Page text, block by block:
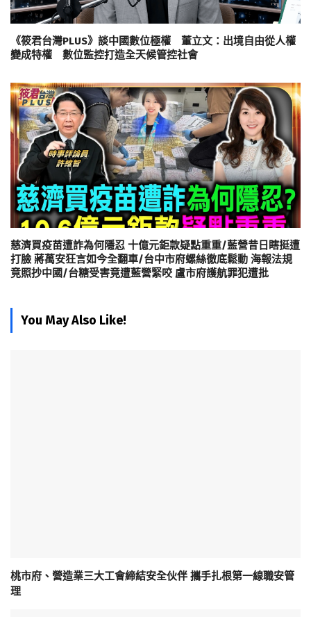
《筱君台灣PLUS》談中國數位極權 董立文：出境自由從人權
變成特權 數位監控打造全天候管控社會
慈濟買疫苗遭詐為何隱忍 十億元鉅款疑點重重/藍營昔日瞎挺遭
打臉 蔣萬安狂言如今全翻車/台中市府螺絲徹底鬆動 海報法規
竟照抄中國/台糖受害竟遭藍營緊咬 盧市府護航罪犯遭批
You May Also Like!
桃市府、營造業三大工會締結安全伙伴 攜手扎根第一線職安管
理